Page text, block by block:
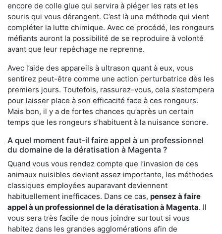
encore de colle glue qui servira à piéger les rats et les
souris qui vous dérangent. C’est là une méthode qui vient
compléter la lutte chimique. Avec ce procédé, les rongeurs
méfiants auront la possibilité de se reproduire à volonté
avant que leur repêchage ne reprenne.
Avec l’aide des appareils à ultrason quant à eux, vous
sentirez peut-être comme une action perturbatrice dès les
premiers jours. Toutefois, rassurez-vous, cela s’estompera
pour laisser place à son efficacité face à ces rongeurs.
Mais bon, il y a de fortes chances qu’après un certain
temps que les rongeurs s’habituent à la nuisance sonore.
A quel moment faut-il faire appel à un professionnel
du domaine de la dératisation à Magenta ?
Quand vous vous rendez compte que l’invasion de ces
animaux nuisibles devient assez importante, les méthodes
classiques employées auparavant deviennent
habituellement inefficaces. Dans ce cas, pensez à faire
appel à un professionnel de la dératisation à Magenta. Il
vous sera très facile de nous joindre surtout si vous
habitez dans les grandes agglomérations afin de